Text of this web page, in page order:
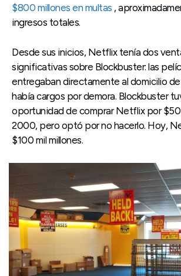
$800 millones en multas ,
ingresos totales.
Desde sus inicios, Netflix tenía dos
significativas sobre Blockbuster: las
entregaban directamente al domicilio
había cargos por demora. Blockbuster
oportunidad de comprar Netflix por $50
2000, pero optó por no hacerlo. Hoy,
$100 mil millones.